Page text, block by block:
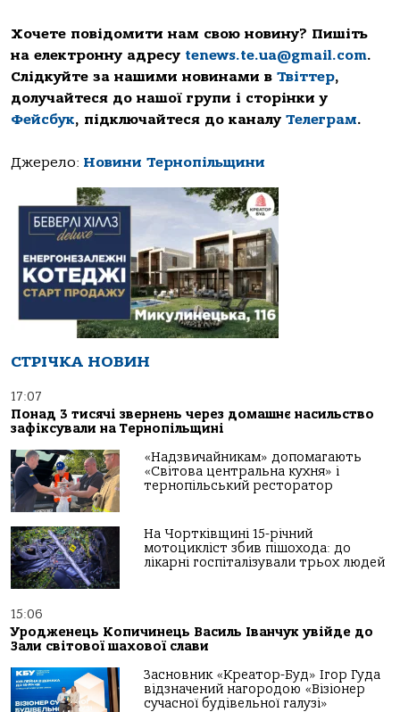
Хочете повідомити нам свою новину? Пишіть
на електронну адресу tenews.te.ua@gmail.com.
Слідкуйте за нашими новинами в Твіттер,
долучайтеся до нашої групи і сторінки у
Фейсбук, підключайтеся до каналу Телеграм.
Джерело: Новини Тернопільщини
СТРІЧКА НОВИН
17:07
Понад 3 тисячі звернень через домашнє насильство
зафіксували на Тернопільщині
«Надзвичайникам» допомагають
«Світова центральна кухня» і
тернопільський ресторатор
На Чортківщині 15-річний
мотоцикліст збив пішохода: до
лікарні госпіталізували трьох людей
15:06
Уродженець Копичинець Василь Іванчук увійде до
Зали світової шахової слави
Засновник «Креатор-Буд» Ігор Гуда
відзначений нагородою «Візіонер
сучасної будівельної галузі»